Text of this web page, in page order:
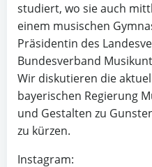
studiert, wo sie auch
einem musischen
Präsidentin des
Bundesverband
Wir diskutieren die
bayerischen Regierung
und Gestalten zu
zu kürzen.
Instagram: